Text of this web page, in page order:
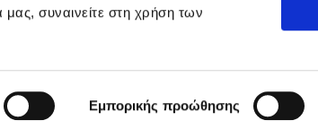
μας, συναινείτε στη χρήση των
Εμπορικής προώθησης
Powered by